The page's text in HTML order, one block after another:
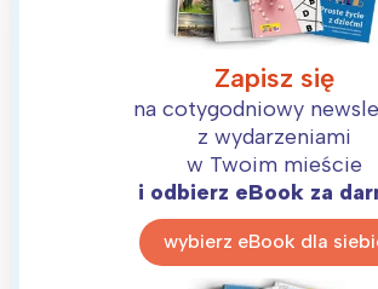
Zapisz się
na cotygodniowy
z wydarzeniami
w Twoim mieście
i odbierz eBook za
wybierz eBook dla